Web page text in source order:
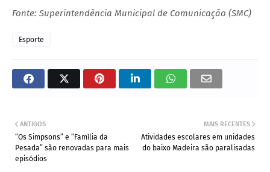
Fonte: Superintendência Municipal de Comunicação (SMC)
Esporte
MAIS RECENTES
Atividades escolares em unidades
do baixo Madeira são paralisadas
ANTIGOS
“Os Simpsons” e “Família da
Pesada” são renovadas para mais
episódios